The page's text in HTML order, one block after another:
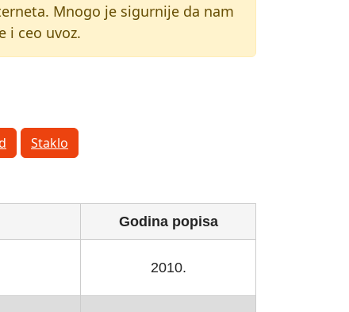
Mnogo je sigurnije da nam
i ceo uvoz.
Staklo
Godina popisa
2010.